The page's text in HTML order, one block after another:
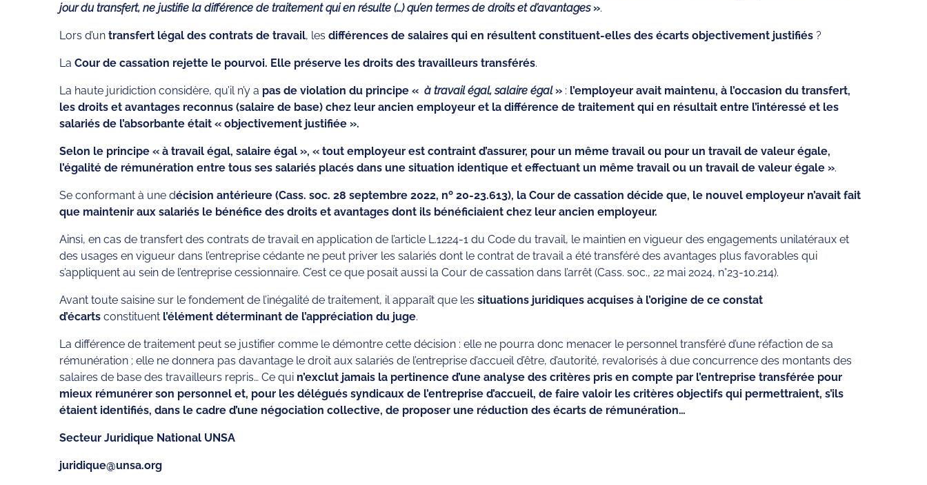
jour du transfert, ne justifie la différence de traitement qui en résulte (…) qu’en termes de droits et d’avantages».
Lors d’untransfert légal des contrats de travail, les différences de salaires qui en résultent constituent-elles des écarts objectivement justifiés?
La Cour de cassation rejette le pourvoi. Elle préserve les droits des travailleurs transférés.
La haute juridiction considère, qu’il n’y a pas de violation du principe « à travail égal, salaire égal»: l’employeur avait maintenu, à l’occasion du transfert,
les droits et avantages reconnus (salaire de base) chez leur ancien employeur et la différence de traitement qui en résultait entre l’intéressé et les
salariés de l’absorbante était « objectivement justifiée ».
Selon le principe « à travail égal, salaire égal », « tout employeur est contraint d’assurer, pour un même travail ou pour un travail de valeur égale,
l’égalité de rémunération entre tous ses salariés placés dans une situation identique et effectuant un même travail ou un travail de valeur égale ».
Se conformant à une décision antérieure (Cass. soc. 28 septembre 2022, nº 20-23.613), la Cour de cassation décide que, le nouvel employeur n’avait fait
que maintenir aux salariés le bénéfice des droits et avantages dont ils bénéficiaient chez leur ancien employeur.
Ainsi, en cas de transfert des contrats de travail en application de l’article L.1224-1 du Code du travail, le maintien en vigueur des engagements unilatéraux et
des usages en vigueur dans l’entreprise cédante ne peut priver les salariés dont le contrat de travail a été transféré des avantages plus favorables qui
s’appliquent au sein de l’entreprise cessionnaire. C’est ce que posait aussi la Cour de cassation dans l’arrêt (Cass. soc., 22 mai 2024, n°23-10.214).
Avant toute saisine sur le fondement de l’inégalité de traitement, il apparaît que les situations juridiques acquises à l’origine de ce constat
d’écarts constituent l’élément déterminant de l’appréciation du juge.
La différence de traitement peut se justifier comme le démontre cette décision : elle ne pourra donc menacer le personnel transféré d’une réfaction de sa
rémunération ; elle ne donnera pas davantage le droit aux salariés de l’entreprise d’accueil d’être, d’autorité, revalorisés à due concurrence des montants des
salaires de base des travailleurs repris… Ce qui n’exclut jamais la pertinence d’une analyse des critères pris en compte par l’entreprise transférée pour
mieux rémunérer son personnel et, pour les délégués syndicaux de l’entreprise d’accueil, de faire valoir les critères objectifs qui permettraient, s’ils
étaient identifiés, dans le cadre d’une négociation collective, de proposer une réduction des écarts de rémunération…
Secteur Juridique National UNSA
juridique@unsa.org